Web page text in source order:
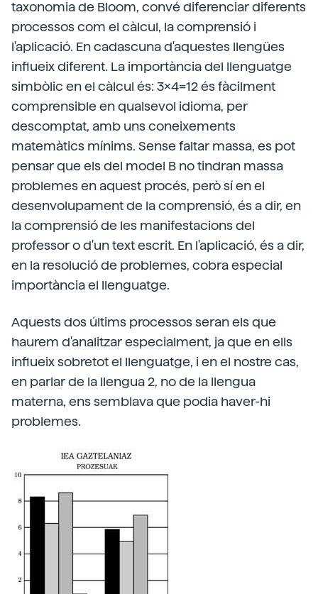
taxonomia de Bloom, convé diferenciar diferents
processos com el càlcul, la comprensió i
l'aplicació. En cadascuna d'aquestes llengües
influeix diferent. La importància del llenguatge
simbòlic en el càlcul és: 3x4=12 és fàcilment
comprensible en qualsevol idioma, per
descomptat, amb uns coneixements
matemàtics mínims. Sense faltar massa, es pot
pensar que els del model B no tindran massa
problemes en aquest procés, però sí en el
desenvolupament de la comprensió, és a dir, en
la comprensió de les manifestacions del
professor o d'un text escrit. En l'aplicació, és a dir,
en la resolució de problemes, cobra especial
importància el llenguatge.
Aquests dos últims processos seran els que
haurem d'analitzar especialment, ja que en ells
influeix sobretot el llenguatge, i en el nostre cas,
en parlar de la llengua 2, no de la llengua
materna, ens semblava que podia haver-hi
problemes.